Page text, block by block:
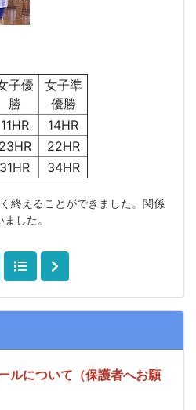
ルについて（保護者へお願
子優
勝
女子準
優勝
11HR
14HR
23HR
22HR
31HR 34HR
終えることができました。関係
した。